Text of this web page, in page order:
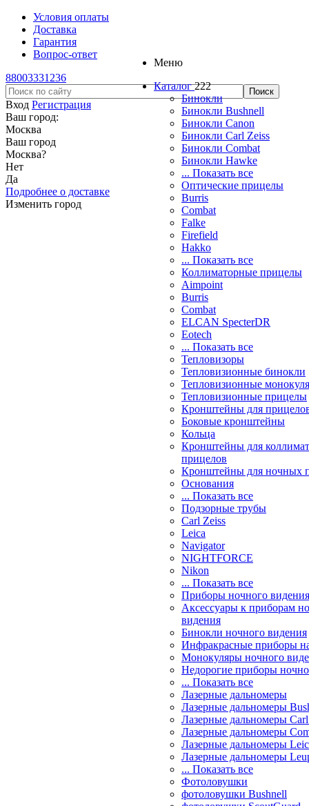
Условия оплаты
Доставка
Гарантия
Вопрос-ответ
88003331236
Вход Регистрация
Ваш город:
Москва
Ваш город
Москва?
Нет
Да
Подробнее о доставке
Изменить город
Меню
Каталог 222
Бинокли
Бинокли Bushnell
Бинокли Canon
Бинокли Carl Zeiss
Бинокли Combat
Бинокли Hawke
... Показать все
Оптические прицелы
Burris
Combat
Falke
Firefield
Hakko
... Показать все
Коллиматорные прицелы
Aimpoint
Burris
Combat
ELCAN SpecterDR
Eotech
... Показать все
Тепловизоры
Тепловизионные бинокли
Тепловизионные
Тепловизионные прицелы
Кронштейны для
Боковые кронштейны
Кольца
Кронштейны для
прицелов
Кронштейны для ночных
Основания
... Показать все
Подзорные трубы
Carl Zeiss
Leica
Navigator
NIGHTFORCE
Nikon
... Показать все
Приборы ночного видения
Аксессуары к приборам
видения
Бинокли ночного видения
Инфракрасные приборы
Монокуляры ночного
Недорогие приборы
... Показать все
Лазерные дальномеры
Лазерные дальномеры
Лазерные дальномеры
Лазерные дальномеры
Лазерные дальномеры
Лазерные дальномеры
... Показать все
Фотоловушки
фотоловушки Bushnell